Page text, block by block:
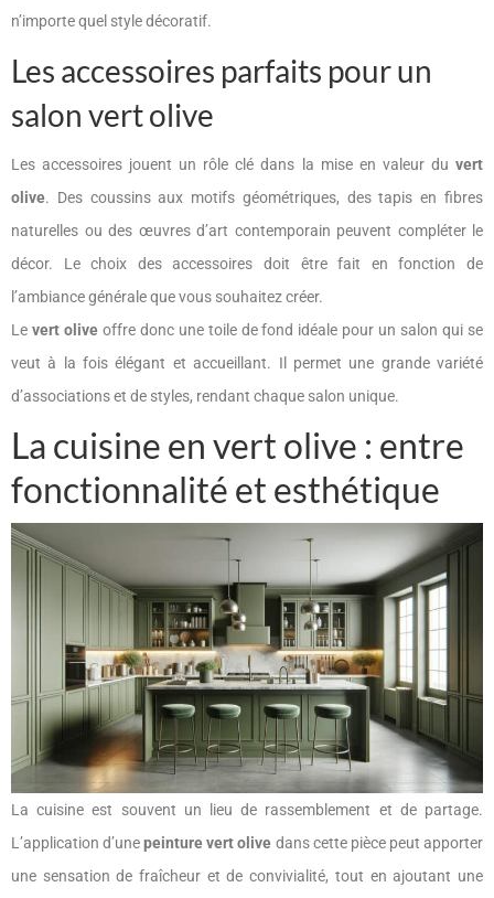
n’importe quel style décoratif.
Les accessoires parfaits pour un
salon vert olive
Les accessoires jouent un rôle clé dans la mise en valeur du vert
olive. Des coussins aux motifs géométriques, des tapis en fibres
naturelles ou des œuvres d’art contemporain peuvent compléter le
décor. Le choix des accessoires doit être fait en fonction de
l’ambiance générale que vous souhaitez créer.
Le vert oliveoffre donc une toile de fond idéale pour un salon qui se
veut à la fois élégant et accueillant. Il permet une grande variété
d’associations et de styles, rendant chaque salon unique.
La cuisine en vert olive : entre
fonctionnalité et esthétique
La cuisine est souvent un lieu de rassemblement et de partage.
L’application d’unepeinture vert olive dans cette pièce peut apporter
une sensation de fraîcheur et de convivialité, tout en ajoutant une